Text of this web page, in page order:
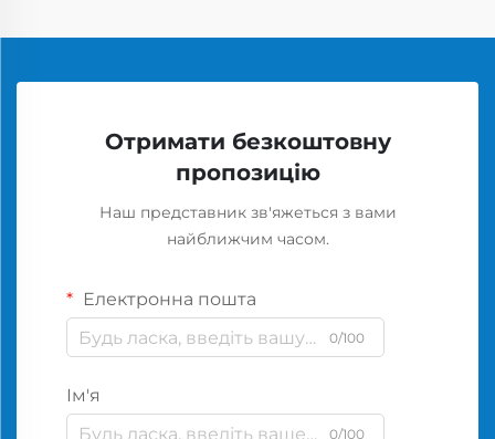
Отримати безкоштовну
пропозицію
Наш представник зв'яжеться з вами
найближчим часом.
Електронна пошта
0/100
Ім'я
0/100